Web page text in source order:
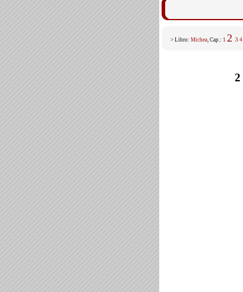
> Libro: Michea, Cap.: 1 2 3 4
2